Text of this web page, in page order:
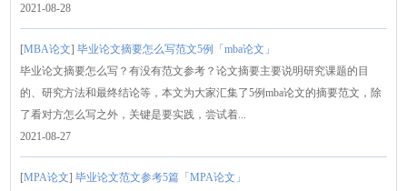
2021-08-28
[MBA论文]毕业论文摘要怎么写范文5例「mba论文」
毕业论文摘要怎么写？有没有范文参考？论文摘要主要说明研究课题的目
的、研究方法和最终结论等，本文为大家汇集了5例mba论文的摘要范文，除
了看对方怎么写之外，关键是要实践，尝试着...
2021-08-27
[MPA论文]毕业论文范文参考5篇「MPA论文」